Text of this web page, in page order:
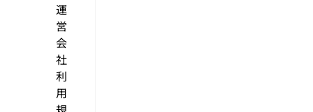
運
営
会
社
利
用